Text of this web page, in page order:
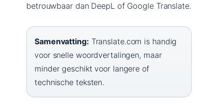
betrouwbaar dan DeepL of Google Translate.
Samenvatting: Translate.com is handig
voor snelle woordvertalingen, maar
minder geschikt voor langere of
technische teksten.